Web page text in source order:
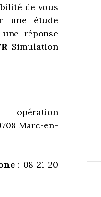
de vous
une étude
réponse
Simulation
Marc-en-
: 08 21 20